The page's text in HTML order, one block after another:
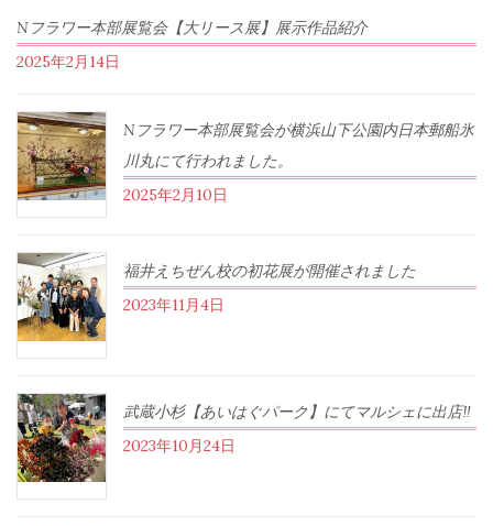
Nフラワー本部展覧会【大リース展】展示作品紹介
2025年2月14日
Nフラワー本部展覧会が横浜山下公園内日本郵船氷
川丸にて行われました。
2025年2月10日
福井えちぜん校の初花展が開催されました
2023年11月4日
武蔵小杉【あいはぐパーク】にてマルシェに出店‼︎
2023年10月24日